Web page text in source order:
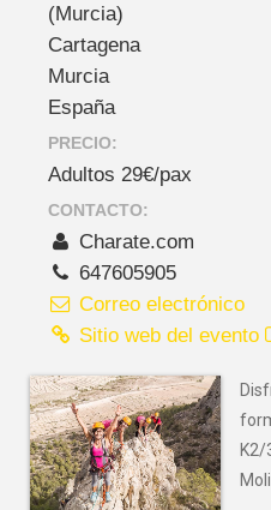
(Murcia)
Cartagena
Murcia
España
PRECIO:
Adultos 29€/pax
CONTACTO:
Charate.com
647605905
Correo electrónico
Sitio web del evento
K2/